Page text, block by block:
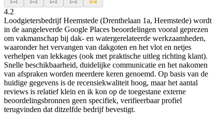
4.2
Loodgietersbedrijf Heemstede (Drenthelaan 1a, Heemstede) wordt
in de aangeleverde Google Places beoordelingen vooral geprezen
om vakmanschap bij dak- en watergerelateerde werkzaamheden,
waaronder het vervangen van dakgoten en het vlot en netjes
verhelpen van lekkages (ook met praktische uitleg richting klant).
Snelle beschikbaarheid, duidelijke communicatie en het nakomen
van afspraken worden meerdere keren genoemd. Op basis van de
huidige gegevens is de recensiekwaliteit hoog, maar het aantal
reviews is relatief klein en ik kon op de toegestane externe
beoordelingsbronnen geen specifiek, verifieerbaar profiel
terugvinden dat ditzelfde bedrijf bevestigt.